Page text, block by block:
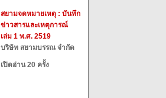
สยามจดหมายเหตุ : บันทึก
ข่าวสารและเหตุการณ์
เล่ม 1 พ.ศ. 2519
บริษัท สยามบรรณ จำกัด
เปิดอ่าน 20 ครั้ง